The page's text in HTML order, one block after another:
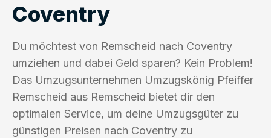
Coventry
Du möchtest von Remscheid nach Coventry
umziehen und dabei Geld sparen? Kein Problem!
Das Umzugsunternehmen Umzugskönig Pfeiffer
Remscheid aus Remscheid bietet dir den
optimalen Service, um deine Umzugsgüter zu
günstigen Preisen nach Coventry zu